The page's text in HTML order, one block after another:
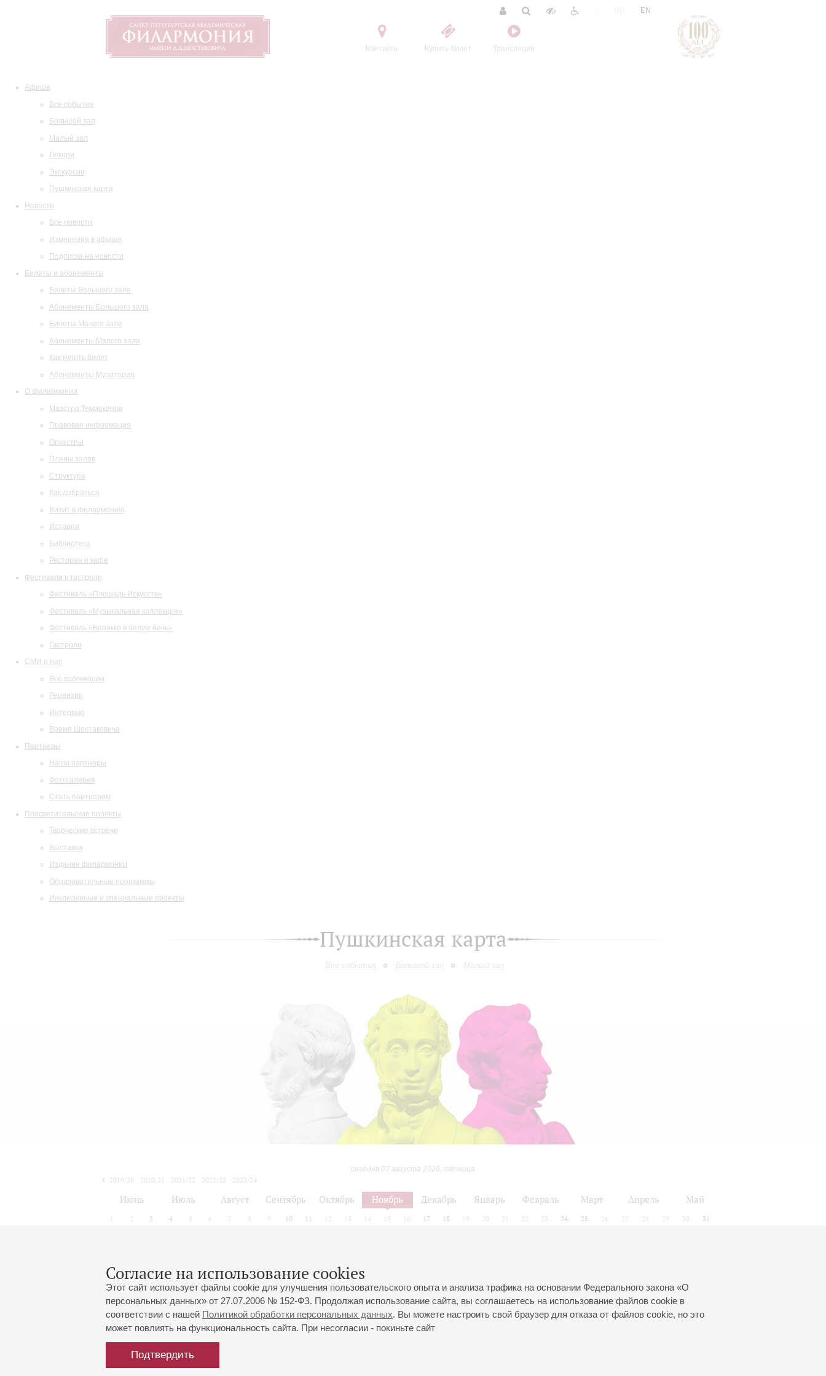
Контакты Купить билет Трансляции
EN
Афиша
Все события
Большой зал
Малый зал
Лекции
Экскурсии
Пушкинская карта
Новости
Все новости
Изменения в афише
Подписка на новости
Билеты и абонементы
Билеты Большого зала
Абонементы Большого зала
Билеты Малого зала
Абонементы Малого зала
Как купить билет
Абонементы Музитория
О филармонии
Маэстро Темирканов
Правовая информация
Оркестры
Планы залов
Структура
Как добраться
Визит в филармонию
История
Библиотека
Ресторан и кафе
Фестивали и гастроли
Фестиваль «Площадь Искусств»
Фестиваль «Музыкальная коллекция»
Фестиваль «Барокко в белую ночь»
Гастроли
СМИ о нас
Все публикации
Рецензии
Интервью
Время Шостаковича
Партнеры
Наши партнеры
Фотогалерея
Стать партнером
Просветительские проекты
Творческие встречи
Выставки
Издания филармонии
Образовательные программы
Инклюзивные и специальные проекты
Согласие на использование cookies
Этот сайт использует файлы cookie для улучшения пользовательского опыта и анализа трафика на основании Федерального закона «О
персональных данных» от 27.07.2006 № 152-ФЗ. Продолжая использование сайта, вы соглашаетесь на использование файлов cookie в
соответствии с нашей Политикой обработки персональных данных. Вы можете настроить свой браузер для отказа от файлов cookie, но это
может повлиять на функциональность сайта. При несогласии - покиньте сайт
Подтвердить
Пушкинская карта
Все события Большой зал Малый зал
сегодня 07 августа 2026, пятница
2019/20
2020/21 2021/22 2022/23
2023/24
Июнь Июль Август Сентябрь Октябрь Ноябрь Декабрь Январь Февраль Март Апрель Май
2 3 4 5 6 7 8 9 10 11 12 13 14 15 16 17 18 19 20 21 22 23 24 25 26 27 28 29 30 31
Октябрь